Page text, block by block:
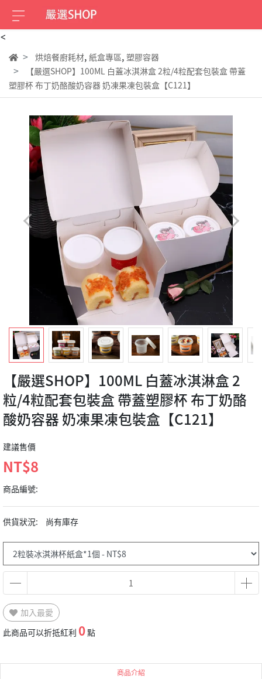
<
烘焙餐廚耗材, 紙盒專區, 塑膠容器
【嚴選SHOP】100ML 白蓋冰淇淋盒 2粒/4粒配套包裝盒 帶蓋
塑膠杯 布丁奶酪酸奶容器 奶凍果凍包裝盒【C121】
【嚴選SHOP】100ML 白蓋冰淇淋盒 2
粒/4粒配套包裝盒 帶蓋塑膠杯 布丁奶酪
酸奶容器 奶凍果凍包裝盒【C121】
建議售價
NT$8
商品編號:
供貨狀況: 尚有庫存
加入最愛
此商品可以折抵紅利 0點
商品介紹